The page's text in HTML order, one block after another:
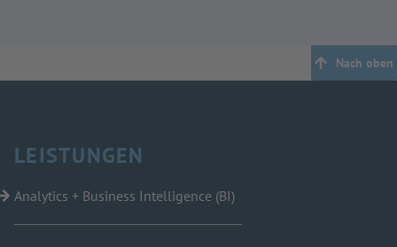
Nach oben
LEISTUNGEN
Analytics + Business Intelligence (BI)